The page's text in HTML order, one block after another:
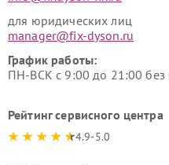
для юридических лиц
manager@fix-dyson.ru
График работы:
ПН-ВСК с 9:00 до 21:00
Рейтинг сервисного центра
4.9-5.0